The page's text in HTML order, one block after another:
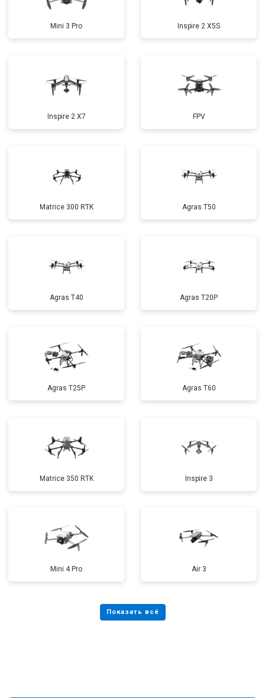
Mini 3 Pro Inspire 2 X5S
Inspire 2 X7 FPV
Matrice 300 RTK Agras T50
Agras T40 Agras T20P
Agras T25P Agras T60
Matrice 350 RTK Inspire 3
Mini 4 Pro Air 3